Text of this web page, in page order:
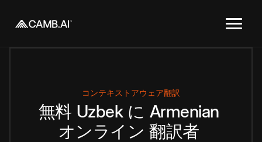
コンテキストアウェア翻訳
無料 Uzbek に Armenian
オンライン 翻訳者